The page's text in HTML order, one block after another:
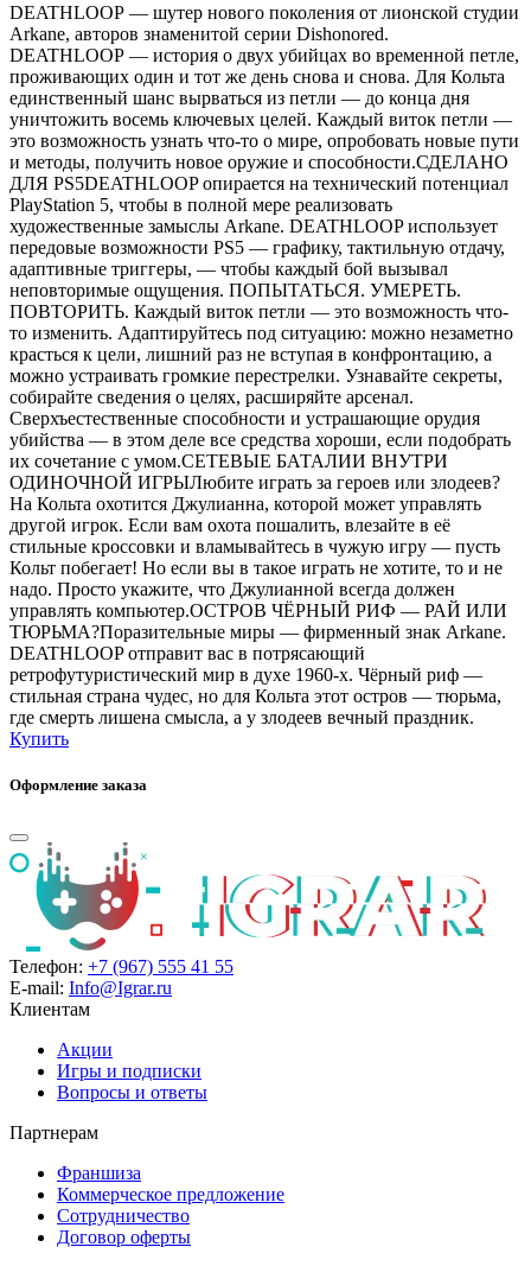
DEATHLOOP — шутер нового поколения от лионской студии
Arkane, авторов знаменитой серии Dishonored.
DEATHLOOP — история о двух убийцах во временной петле,
проживающих один и тот же день снова и снова. Для Кольта
единственный шанс вырваться из петли — до конца дня
уничтожить восемь ключевых целей. Каждый виток петли —
это возможность узнать что-то о мире, опробовать новые пути
и методы, получить новое оружие и способности.СДЕЛАНО
ДЛЯ PS5DEATHLOOP опирается на технический потенциал
PlayStation 5, чтобы в полной мере реализовать
художественные замыслы Arkane. DEATHLOOP использует
передовые возможности PS5 — графику, тактильную отдачу,
адаптивные триггеры, — чтобы каждый бой вызывал
неповторимые ощущения. ПОПЫТАТЬСЯ. УМЕРЕТЬ.
ПОВТОРИТЬ. Каждый виток петли — это возможность что-
то изменить. Адаптируйтесь под ситуацию: можно незаметно
красться к цели, лишний раз не вступая в конфронтацию, а
можно устраивать громкие перестрелки. Узнавайте секреты,
собирайте сведения о целях, расширяйте арсенал.
Сверхъестественные способности и устрашающие орудия
убийства — в этом деле все средства хороши, если подобрать
их сочетание с умом.СЕТЕВЫЕ БАТАЛИИ ВНУТРИ
ОДИНОЧНОЙ ИГРЫЛюбите играть за героев или злодеев?
На Кольта охотится Джулианна, которой может управлять
другой игрок. Если вам охота пошалить, влезайте в её
стильные кроссовки и вламывайтесь в чужую игру — пусть
Кольт побегает! Но если вы в такое играть не хотите, то и не
надо. Просто укажите, что Джулианной всегда должен
управлять компьютер.ОСТРОВ ЧЁРНЫЙ РИФ — РАЙ ИЛИ
ТЮРЬМА?Поразительные миры — фирменный знак Arkane.
DEATHLOOP отправит вас в потрясающий
ретрофутуристический мир в духе 1960-х. Чёрный риф —
стильная страна чудес, но для Кольта этот остров — тюрьма,
где смерть лишена смысла, а у злодеев вечный праздник.
Купить
Оформление заказа
Телефон: +7 (967) 555 41 55
E-mail: Info@Igrar.ru
Клиентам
Акции
Игры и подписки
Вопросы и ответы
Партнерам
Франшиза
Коммерческое предложение
Сотрудничество
Договор оферты